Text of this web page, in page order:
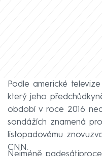
Podle americké
který jeho
období v roce 2016
sondážích znamená
listopadovému
CNN.
Nejméně